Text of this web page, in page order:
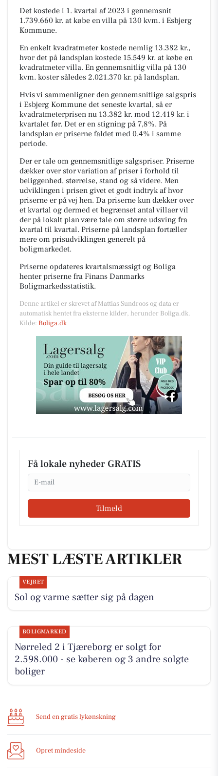
Det kostede i 1. kvartal af 2023 i gennemsnit
1.739.660 kr. at købe en villa på 130 kvm. i Esbjerg
Kommune.
En enkelt kvadratmeter kostede nemlig 13.382 kr.,
hvor det på landsplan kostede 15.549 kr. at købe en
kvadratmeter villa. En gennemsnitlig villa på 130
kvm. koster således 2.021.370 kr. på landsplan.
Hvis vi sammenligner den gennemsnitlige salgspris
i Esbjerg Kommune det seneste kvartal, så er
kvadratmeterprisen nu 13.382 kr. mod 12.419 kr. i
kvartalet før. Det er en stigning på 7,8%. På
landsplan er priserne faldet med 0,4% i samme
periode.
Der er tale om gennemsnitlige salgspriser. Priserne
dækker over stor variation af priser i forhold til
beliggenhed, størrelse, stand og så videre. Men
udviklingen i prisen givet et godt indtryk af hvor
priserne er på vej hen. Da priserne kun dækker over
et kvartal og dermed et begrænset antal villaer vil
der på lokalt plan være tale om større udsving fra
kvartal til kvartal. Priserne på landsplan fortæller
mere om prisudviklingen generelt på
boligmarkedet.
Priserne opdateres kvartalsmæssigt og Boliga
henter priserne fra Finans Danmarks
Boligmarkedsstatistik.
Denne artikel er skrevet af Mattias Sundroos og data er
automatisk hentet fra eksterne kilder, herunder Boliga.dk.
Kilde: Boliga.dk
Få lokale nyheder GRATIS
Email
Tilmeld
MEST LÆSTE ARTIKLER
VEJRET
Sol og varme sætter sig på dagen
BOLIGMARKED
Nørreled 2 i Tjæreborg er solgt for
2.598.000 - se køberen og 3 andre solgte
boliger
Send en gratis lykønskning
Opret mindeside